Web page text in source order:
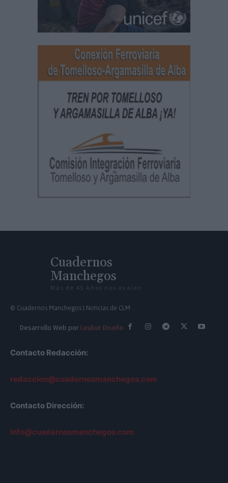
Cuadernos
Manchegos
Más de 45 Años nos avalan
© Cuadernos Manchegos | Noticias de CLM
Desarrollo Web por Leubur Diseño
Contacto Redacción:
redaccion@cuadernosmanchegos.com
Contacto Dirección:
info@cuadernosmanchegos.com